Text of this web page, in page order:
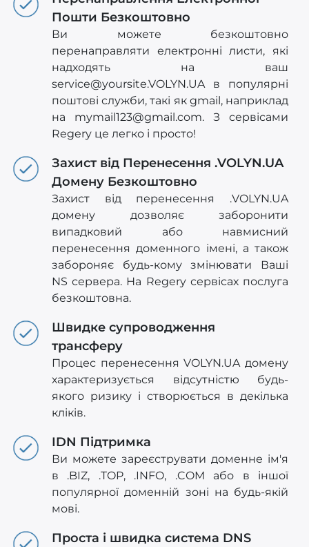
Пошти Безкоштовно
Ви можете безкоштовно
перенаправляти електронні листи, які
надходять на ваш
service@yoursite.VOLYN.UAв популярні
поштові служби, такі як gmail, наприклад
на mymail123@gmail.com. З сервісами
Regery це легко і просто!
Захист від Перенесення .VOLYN.UA
Домену Безкоштовно
Захист від перенесення .VOLYN.UA
домену дозволяє заборонити
випадковий або навмисний
перенесення доменного імені, а також
забороняє будь-кому змінювати Ваші
NS сервера. На Regery сервісах послуга
безкоштовна.
Швидке супроводження
трансферу
Процес перенесення VOLYN.UA домену
характеризується відсутністю будь-
якого ризику і створюється в декілька
кліків.
IDN Підтримка
Ви можете зареєструвати доменне ім'я
в .BIZ, .TOP, .INFO, .COM або в іншої
популярної доменній зоні на будь-якій
мові.
Проста і швидка система DNS